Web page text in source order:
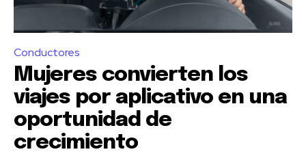
Conductores
Mujeres convierten los
viajes por aplicativo en una
oportunidad de
crecimiento